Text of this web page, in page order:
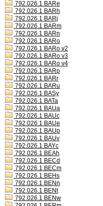
792.026.1 BARe
792.026.1 BARh
792.026.1 BARj
792.026.1 BARm
792.026.1 BARn
792.026.1 BARo
792.026.1 BARo v2
792.026.1 BARo v3
792.026.1 BARo v4
792.026.1 BARp
792.026.1 BARr
792.026.1 BARu
792.026.1 BASy
792.026.1 BATa
792.026.1 BAUa
792.026.1 BAUc
792.026.1 BAUe
792.026.1 BAUp
792.026.1 BAUv
792.026.1 BAYc
792.026.1 BEAh
792.026.1 BECd
792.026.1 BECm
792.026.1 BEHs
792.026.1 BENn
792.026.1 BENt
792.026.1 BENw